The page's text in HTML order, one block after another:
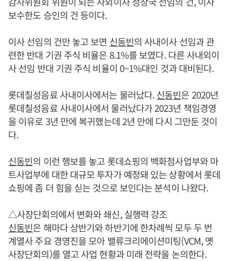
보수한도 승인의 건 등이다.
이사 선임의 건만 놓고 보면 신동빈의 사내이사 선임과 관
련한 반대 기권 주식 비율은 8.1%를 보였다. 다른 사내외이
사 선임 반대 기권 주식 비율이 0~1%대인 것과 대비된다.
롯데칠성음료 사내이사에서는 물러났다.신동빈은 2020년
롯데칠성음료 사내이사에서 물러났다가 2023년 책임경영
을 이유로 3년 만에 복귀했는데 2년 만에 다시 그만둔 것이
다.
신동빈의 이런 행보를 놓고 롯데쇼핑의 백화점사업부와 마
트사업부에 대한 대규모 투자가 예정돼 있는 상황에서 롯데
쇼핑에 좀 더 힘을 싣는 것으로 보인다는 분석이 나왔다.
△사장단회의에서 변화와 쇄신, 실행력 강조
신동빈은 해마다 상반기와 하반기에 한차례씩 모두 두 번
계열사 주요 경영진을 모아 밸류크리에이션미팅(VCM, 옛
사장단회의)를 열고 사업 현황과 미래 전략을 논의한다.